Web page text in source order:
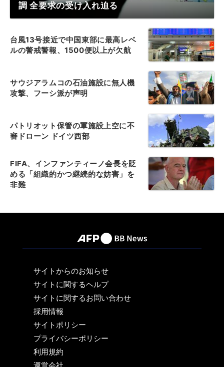
調 全要求の受け入れ迫る
台風13号接近で中国東部に最高レベ
ルの警戒警報、1500便以上が欠航
サウジアラムコの石油施設に無人機
攻撃、フーシ派が声明
パトリオット保管の軍施設上空に不
審ドローン ドイツ西部
FIFA、インファンティーノ会長を貶
める「組織的かつ継続的な妨害」を
非難
サイトからのお知らせ
サイトに関するヘルプ
サイトに関するお問い合わせ
採用情報
サイトポリシー
プライバシーポリシー
利用規約
運営会社